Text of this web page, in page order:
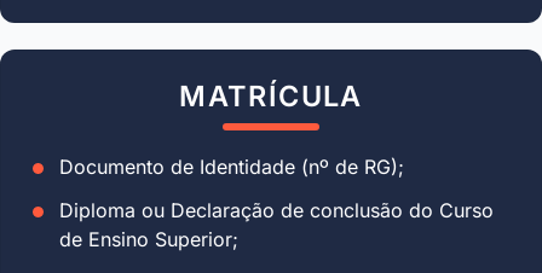
MATRÍCULA
Documento de Identidade (nº de RG);
Diploma ou Declaração de conclusão do Curso
de Ensino Superior;